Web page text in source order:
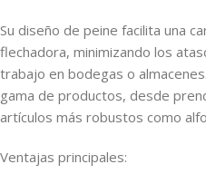
Su diseño de peine facilita una
flechadora, minimizando los
trabajo en bodegas o
gama de productos, desde
artículos más robustos como
Ventajas principales: